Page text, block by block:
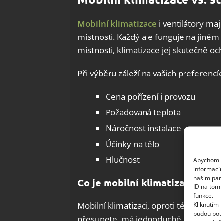
Abychom
našim
ID na
funkce.
Kliknutím
budou
Mobilní klimatizace i ventilátory
místnosti. Každý ale funguje na
místnosti, klimatizace jej skutečně
Při výběru záleží na vašich
Cena pořízení i provozu
Požadovaná teplota
Náročnost instalace
Účinky na tělo
Hlučnost
Co je mobilní klimatizace?
Mobilní klimatizaci, oproti té